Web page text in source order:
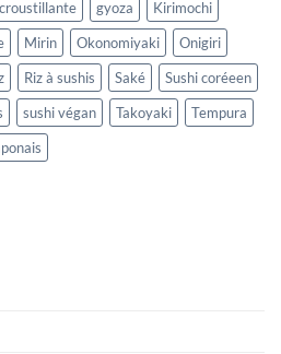
gyoza
Kirimochi
Mirin Okonomiyaki
Onigiri
Riz à sushis Saké
Sushi coréeen
sushi végan Takoyaki
Tempura